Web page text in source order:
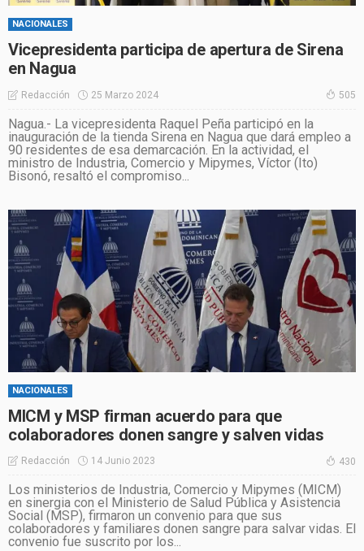
NACIONALES
Vicepresidenta participa de apertura de Sirena
en Nagua
Redacción 25 Marzo 2024 505
Nagua.- La vicepresidenta Raquel Peña participó en la
inauguración de la tienda Sirena en Nagua que dará empleo a
90 residentes de esa demarcación. En la actividad, el
ministro de Industria, Comercio y Mipymes, Víctor (Ito)
Bisonó, resaltó el compromiso...
NACIONALES
MICM y MSP firman acuerdo para que
colaboradores donen sangre y salven vidas
Redacción 14 Junio 2023 430
Los ministerios de Industria, Comercio y Mipymes (MICM)
en sinergia con el Ministerio de Salud Pública y Asistencia
Social (MSP), firmaron un convenio para que sus
colaboradores y familiares donen sangre para salvar vidas. El
convenio fue suscrito por los...